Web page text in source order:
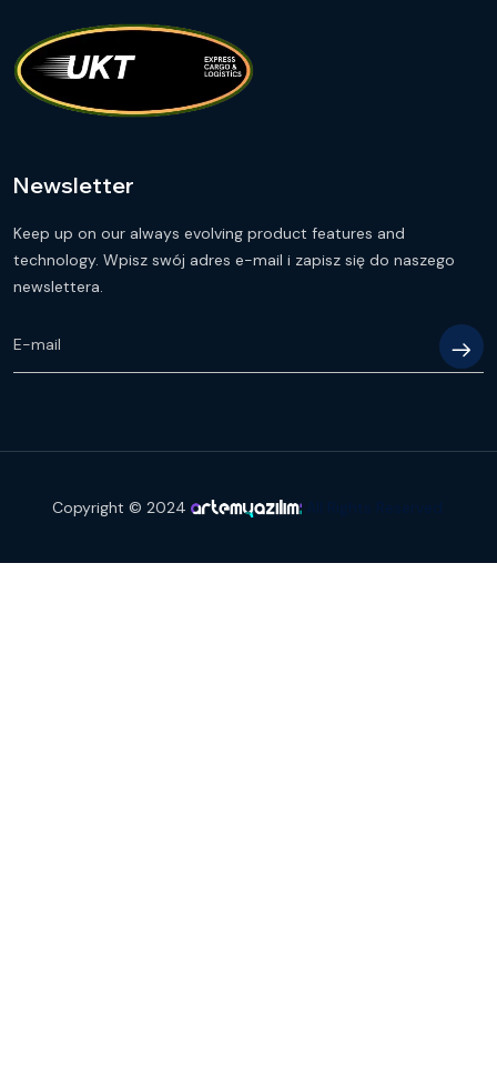
Newsletter
Keep up on our always evolving product features and
technology. Wpisz swój adres e-mail i zapisz się do naszego
newslettera.
Copyright © 2024 All Rights Reserved.